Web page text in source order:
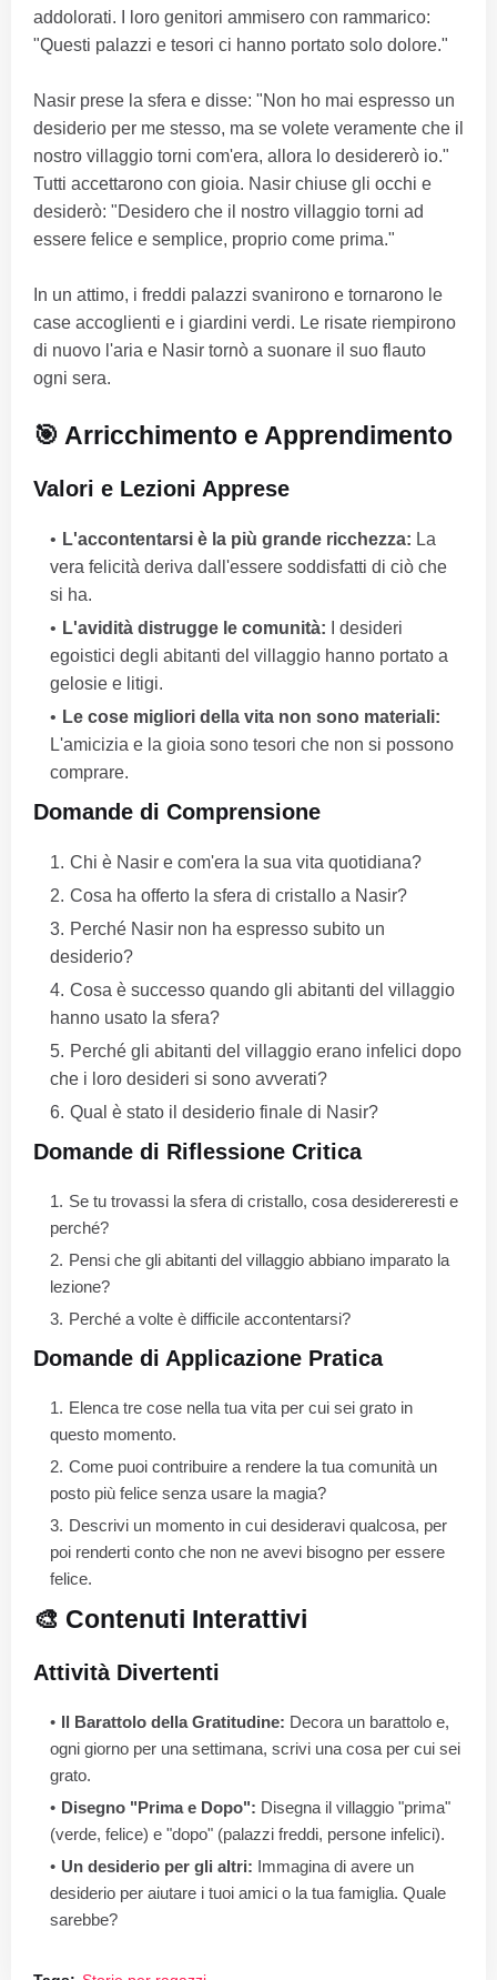
addolorati. I loro genitori ammisero con rammarico:
"Questi palazzi e tesori ci hanno portato solo dolore."
Nasir prese la sfera e disse: "Non ho mai espresso un
desiderio per me stesso, ma se volete veramente che il
nostro villaggio torni com'era, allora lo desidererò io."
Tutti accettarono con gioia. Nasir chiuse gli occhi e
desiderò: "Desidero che il nostro villaggio torni ad
essere felice e semplice, proprio come prima."
In un attimo, i freddi palazzi svanirono e tornarono le
case accoglienti e i giardini verdi. Le risate riempirono
di nuovo l'aria e Nasir tornò a suonare il suo flauto
ogni sera.
🎯 Arricchimento e Apprendimento
Valori e Lezioni Apprese
L'accontentarsi è la più grande ricchezza: La
vera felicità deriva dall'essere soddisfatti di ciò che
si ha.
L'avidità distrugge le comunità: I desideri
egoistici degli abitanti del villaggio hanno portato a
gelosie e litigi.
Le cose migliori della vita non sono materiali:
L'amicizia e la gioia sono tesori che non si possono
comprare.
Domande di Comprensione
Chi è Nasir e com'era la sua vita quotidiana?
Cosa ha offerto la sfera di cristallo a Nasir?
Perché Nasir non ha espresso subito un
desiderio?
Cosa è successo quando gli abitanti del villaggio
hanno usato la sfera?
Perché gli abitanti del villaggio erano infelici dopo
che i loro desideri si sono avverati?
Qual è stato il desiderio finale di Nasir?
Domande di Riflessione Critica
Se tu trovassi la sfera di cristallo, cosa desidereresti e
perché?
Pensi che gli abitanti del villaggio abbiano imparato la
lezione?
Perché a volte è difficile accontentarsi?
Domande di Applicazione Pratica
Elenca tre cose nella tua vita per cui sei grato in
questo momento.
Come puoi contribuire a rendere la tua comunità un
posto più felice senza usare la magia?
Descrivi un momento in cui desideravi qualcosa, per
poi renderti conto che non ne avevi bisogno per essere
felice.
🎨 Contenuti Interattivi
Attività Divertenti
Il Barattolo della Gratitudine: Decora un barattolo e,
ogni giorno per una settimana, scrivi una cosa per cui sei
grato.
Disegno "Prima e Dopo": Disegna il villaggio "prima"
(verde, felice) e "dopo" (palazzi freddi, persone infelici).
Un desiderio per gli altri: Immagina di avere un
desiderio per aiutare i tuoi amici o la tua famiglia. Quale
sarebbe?